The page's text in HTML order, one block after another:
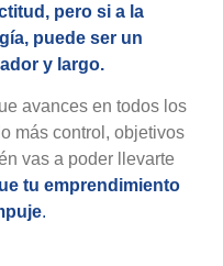
pero si a la
puede ser un
y largo.
avances en todos los
más control, objetivos
vas a poder llevarte
tu emprendimiento
.